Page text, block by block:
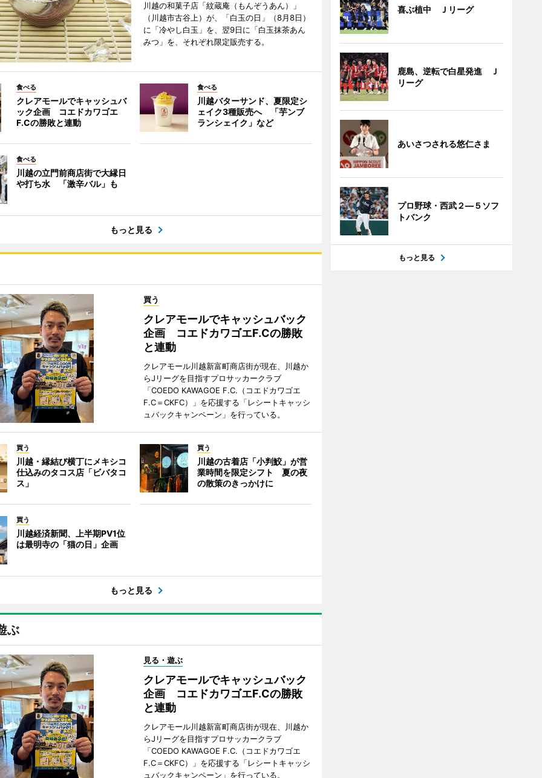
川越の和菓子店「紋蔵庵（もんぞうあん）」
（川越市古谷上）が、「白玉の日」（8月8日）
に「冷やし白玉」を、翌9日に「白玉抹茶あん
みつ」を、それぞれ限定販売する。
食べる
クレアモールでキャッシュバ
ック企画 コエドカワゴエ
F.Cの勝敗と連動
食べる
川越バターサンド、夏限定シ
ェイク3種販売へ 「芋ンブ
ランシェイク」など
食べる
川越の立門前商店街で大縁日
や打ち水 「激辛バル」も
もっと見る
買う
クレアモールでキャッシュバック
企画 コエドカワゴエF.Cの勝敗
と連動
クレアモール川越新富町商店街が現在、川越か
らJリーグを目指すプロサッカークラブ
「COEDO KAWAGOE F.C.（コエドカワゴエ
F.C＝CKFC）」を応援する「レシートキャッシ
ュバックキャンペーン」を行っている。
買う
川越・縁結び横丁にメキシコ
仕込みのタコス店「ビバタコ
ス」
買う
川越の古着店「小判鮫」が営
業時間を限定シフト 夏の夜
の散策のきっかけに
買う
川越経済新聞、上半期PV1位
は最明寺の「猫の日」企画
もっと見る
ぶ
見る・遊ぶ
クレアモールでキャッシュバック
企画 コエドカワゴエF.Cの勝敗
と連動
クレアモール川越新富町商店街が現在、川越か
らJリーグを目指すプロサッカークラブ
「COEDO KAWAGOE F.C.（コエドカワゴエ
F.C＝CKFC）」を応援する「レシートキャッシ
ュバックキャンペーン」を行っている。
喜ぶ植中 Ｊリーグ
鹿島、逆転で白星発進 Ｊ
リーグ
あいさつされる悠仁さま
プロ野球・西武２―５ソフ
トバンク
もっと見る